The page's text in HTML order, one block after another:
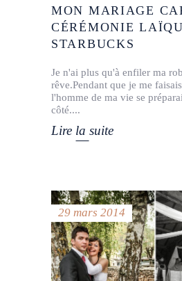
MON MARIAGE
CÉRÉMONIE
STARBUCKS
Je n'ai plus qu'à enfiler ma
rêve.Pendant que je me
l'homme de ma vie se
côté.
Lire la suite
29 mars 2014